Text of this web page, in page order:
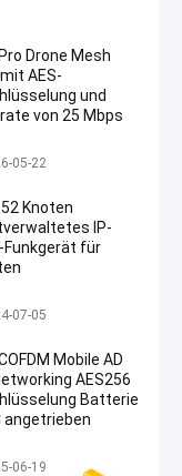
Drone Mesh
AES-
und
von 25 Mbps
Network
05-22
Knoten
IP-
Funkgerät für
Network
07-05
Mobile AD
AES256
Batterie
angetrieben
06-19